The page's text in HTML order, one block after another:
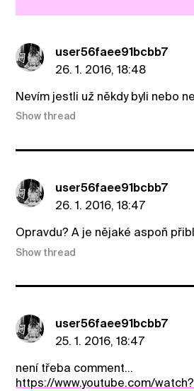
user56faee91bcbb7
26. 1. 2016, 18:48
Nevím jestli už někdy byli nebo
Show thread
user56faee91bcbb7
26. 1. 2016, 18:47
Opravdu? A je nějaké aspoň
Show thread
user56faee91bcbb7
25. 1. 2016, 18:47
není třeba comment...
https://www.youtube.com/